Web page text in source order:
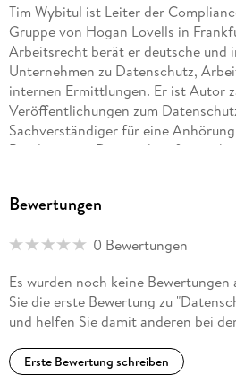
Tim Wybitul ist Leiter der
Gruppe von Hogan Lovells in
Arbeitsrecht berät er deutsche und
Unternehmen zu Datenschutz,
internen Ermittlungen. Er ist Autor
Veröffentlichungen zum
Sachverständiger für eine
Bundestag zu Datenschutzfragen
nationalen und internationalen
Datenschutzrecht. Als
Informationssicherheit beraten. Er
Konzerndatenschutzbeauftragter
Finanzdienstleister tätig.
Bewertungen
0 Bewertungen
Es wurden noch keine Bewertungen
Sie die erste Bewertung zu
und helfen Sie damit anderen bei
Erste Bewertung schreiben